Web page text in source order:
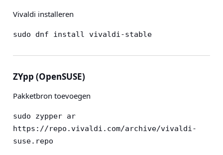
Vivaldi installeren
sudo dnf install vivaldi-stable
ZYpp (OpenSUSE)
Pakketbron toevoegen
sudo zypper ar
https://repo.vivaldi.com/archive/vivaldi-
suse.repo